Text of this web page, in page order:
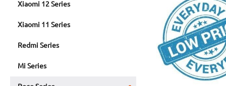
Xiaomi 12 Series
Xiaomi 11 Series
Redmi Series
Mi Series